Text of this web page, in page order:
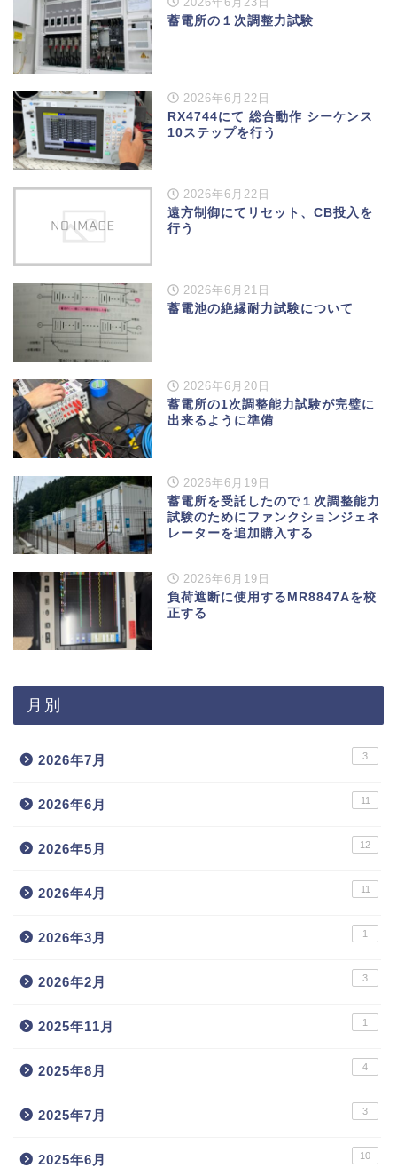
蓄電所の１次調整力試験
2026年6月22日
RX4744にて 総合動作 シーケンス
10ステップを行う
2026年6月22日
遠方制御にてリセット、CB投入を
行う
2026年6月21日
蓄電池の絶縁耐力試験について
2026年6月20日
蓄電所の1次調整能力試験が完璧に
出来るように準備
2026年6月19日
蓄電所を受託したので１次調整能力
試験のためにファンクションジェネ
レーターを追加購入する
2026年6月19日
負荷遮断に使用するMR8847Aを校
正する
月別
2026年7月 3
2026年6月 11
2026年5月 12
2026年4月 11
2026年3月 1
2026年2月 3
2025年11月 1
2025年8月 4
2025年7月 3
2025年6月 10